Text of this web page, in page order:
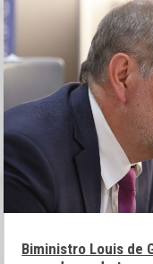
Biministro Louis de